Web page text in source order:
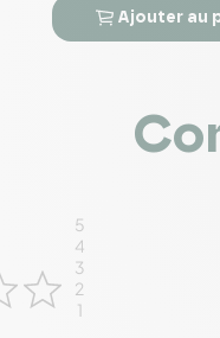
 
Ajouter au
5
4
3
2
1